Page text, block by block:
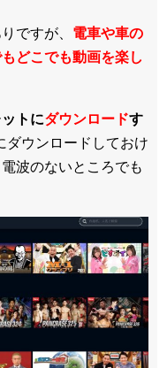
ですが、 電車や車の
どこでも動画を楽し
トにダウンロードす
ダウンロードしておけ
波のないところでも